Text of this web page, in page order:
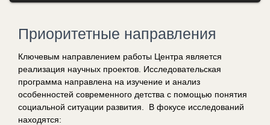
Приоритетные направления
Ключевым направлением работы Центра является
реализация научных проектов. Исследовательская
программа направлена на изучение и анализ
особенностей современного детства с помощью понятия
социальной ситуации развития. В фокусе исследований
находятся: